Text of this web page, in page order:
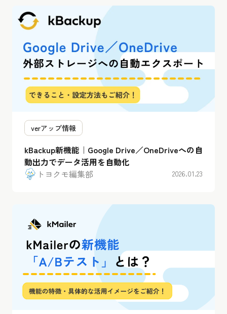
verアップ情報
kBackup新機能｜Google Drive／OneDriveへの自
動出力でデータ活用を自動化
トヨクモ編集部
2026.01.23